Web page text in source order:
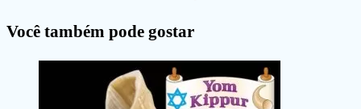
comentar
comentar
(opcional)
Você também pode gostar